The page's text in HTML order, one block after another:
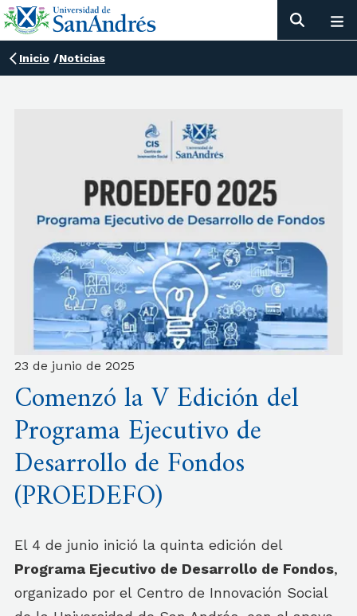
Inicio /Noticias
23 de junio de 2025
Comenzó la V Edición del
Programa Ejecutivo de
Desarrollo de Fondos
(PROEDEFO)
El 4 de junio inició la quinta edición del
Programa Ejecutivo de Desarrollo de Fondos,
organizado por el Centro de Innovación Social